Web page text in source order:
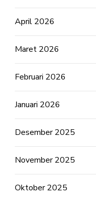
April 2026
Maret 2026
Februari 2026
Januari 2026
Desember 2025
November 2025
Oktober 2025